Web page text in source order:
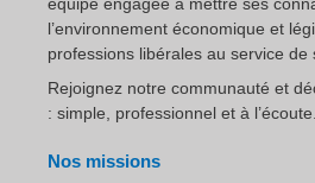
l’environnement économique et
professions libérales au service de
Rejoignez notre communauté et
: simple, professionnel et à l’écoute.
Nos missions